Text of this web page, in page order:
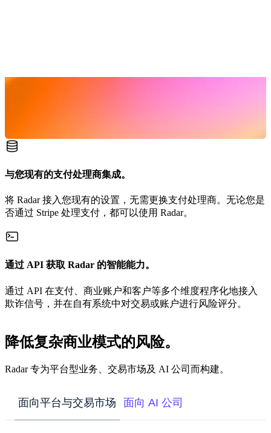
与您现有的支付处理商集成。
将 Radar 接入您现有的设置，无需更换支付处理商。无论您是
否通过 Stripe 处理支付，都可以使用 Radar。
通过 API 获取 Radar 的智能能力。
通过 API 在支付、商业账户和客户等多个维度程序化地接入
欺诈信号，并在自有系统中对交易或账户进行风险评分。
降低复杂商业模式的风险。
Radar 专为平台型业务、交易市场及 AI 公司而构建。
面向平台与交易市场 面向 AI 公司